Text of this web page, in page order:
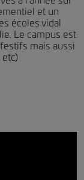
et un
écoles vidal
Le campus est
mais aussi